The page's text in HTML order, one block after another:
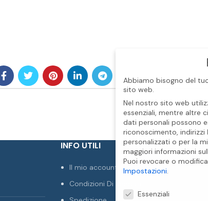
INFO UTILI
Il mio account
Condizioni Di Vendita
Abbiamo bisogno del
sito web.
Nel nostro sito web
essenziali, mentre altre
dati personali possono
riconoscimento, indirizzi
personalizzati o per la
maggiori informazioni
Puoi revocare o
Impostazioni.
Essenziali